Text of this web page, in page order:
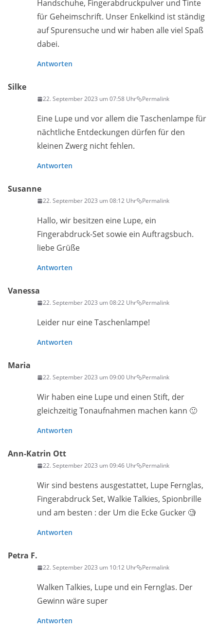
Handschuhe, Fingerabdruckpulver und Tinte
für Geheimschrift. Unser Enkelkind ist ständig
auf Spurensuche und wir haben alle viel Spaß
dabei.
Antworten
Silke
22. September 2023 um 07:58 Uhr Permalink
Eine Lupe und vor allem die Taschenlampe für
nächtliche Entdeckungen dürfen für den
kleinen Zwerg nicht fehlen.
Antworten
Susanne
22. September 2023 um 08:12 Uhr Permalink
Hallo, wir besitzen eine Lupe, ein
Fingerabdruck-Set sowie ein Auftragsbuch.
liebe Grüße
Antworten
Vanessa
22. September 2023 um 08:22 Uhr Permalink
Leider nur eine Taschenlampe!
Antworten
Maria
22. September 2023 um 09:00 Uhr Permalink
Wir haben eine Lupe und einen Stift, der
gleichzeitig Tonaufnahmen machen kann 🙂
Antworten
Ann-Katrin Ott
22. September 2023 um 09:46 Uhr Permalink
Wir sind bestens ausgestattet, Lupe Fernglas,
Fingerabdruck Set, Walkie Talkies, Spionbrille
und am besten : der Um die Ecke Gucker 🧐
Antworten
Petra F.
22. September 2023 um 10:12 Uhr Permalink
Walken Talkies, Lupe und ein Fernglas. Der
Gewinn wäre super
Antworten